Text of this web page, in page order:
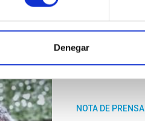
Denegar
NOTA DE PRENSA